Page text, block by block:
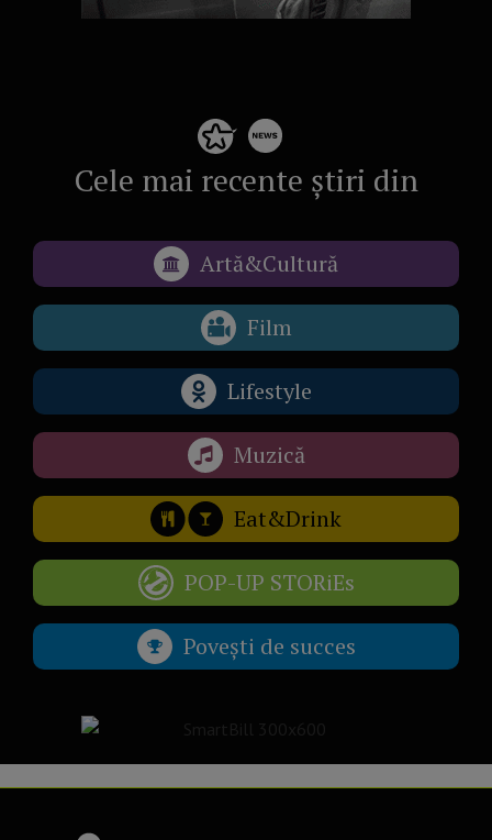
Cele mai recente știri din
Artă&Cultură
Film
Lifestyle
Muzică
Eat&Drink
POP-UP STORiEs
Povești de succes